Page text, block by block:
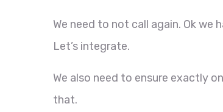
We need to not call again. Ok we
Let’s integrate.
We also need to ensure exactly
that.